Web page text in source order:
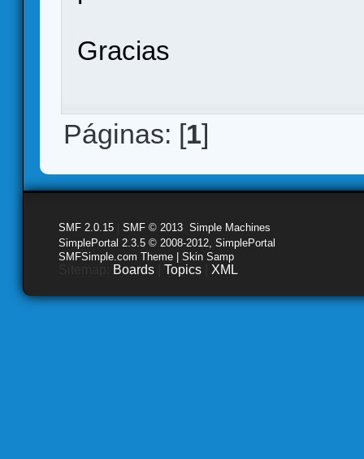
Gracias
Páginas: [1]
SMF 2.0.15 SMF © 2013 Simple Machines
SimplePortal 2.3.5 © 2008-2012, SimplePortal
SMFSimple.com Theme | Skin Samp
Boards Topics XML